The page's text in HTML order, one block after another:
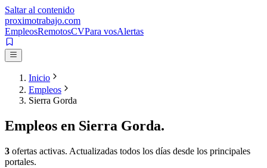
Saltar al contenido
proximotrabajo.com
EmpleosRemotosCVPara vosAlertas
Inicio
Empleos
Sierra Gorda
Empleos en Sierra Gorda.
3 ofertas activas. Actualizadas todos los días desde los principales
portales.